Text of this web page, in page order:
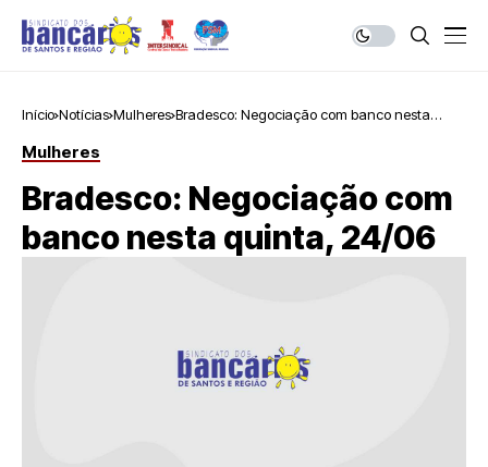
Início Notícias Mulheres Bradesco: Negociação com banco nesta
Mulheres
Bradesco: Negociação com
banco nesta quinta, 24/06